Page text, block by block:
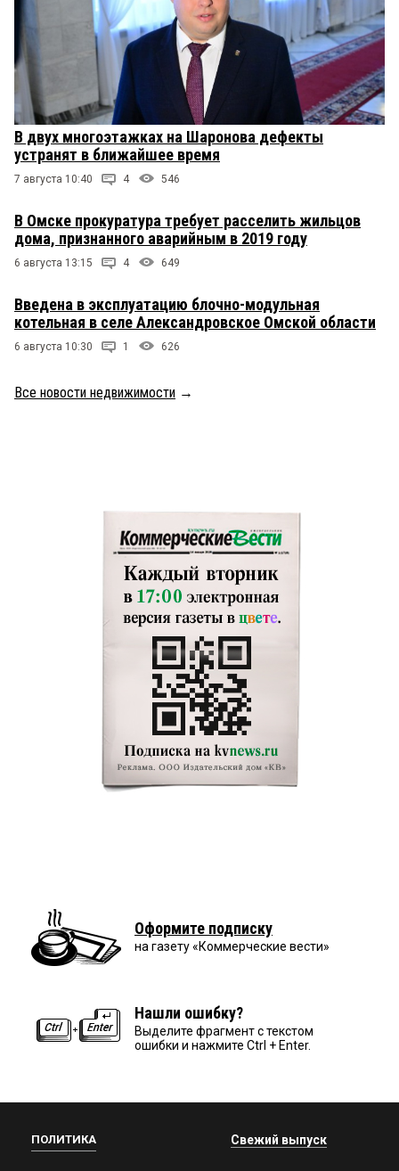
В двух многоэтажках на Шаронова дефекты
устранят в ближайшее время
7 августа 10:40 4 546
В Омске прокуратура требует расселить жильцов
дома, признанного аварийным в 2019 году
6 августа 13:15 4 649
Введена в эксплуатацию блочно-модульная
котельная в селе Александровское Омской области
6 августа 10:30 1 626
Все новости недвижимости →
Оформите подписку
на газету «Коммерческие вести»
Нашли ошибку?
Выделите фрагмент с текстом
ошибки и нажмите Ctrl + Enter.
ПОЛИТИКА Свежий выпуск